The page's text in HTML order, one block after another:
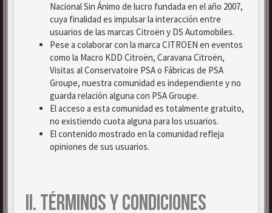
Nacional Sin Ánimo de lucro fundada en el año 2007,
cuya finalidad es impulsar la interacción entre
usuarios de las marcas Citroën y DS Automobiles.
Pese a colaborar con la marca CITROEN en eventos
como la Macro KDD Citroën, Caravana Citroën,
Visitas al Conservatoire PSA o Fábricas de PSA
Groupe, nuestra comunidad es independiente y no
guarda relación alguna con PSA Groupe.
El acceso a esta comunidad es totalmente gratuito,
no existiendo cuota alguna para los usuarios.
El contenido mostrado en la comunidad refleja
opiniones de sus usuarios.
II. TÉRMINOS Y CONDICIONES